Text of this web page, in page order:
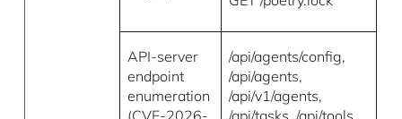
API-server
endpoint
enumeration
(CVE-2026-
/api/agents/config,
/api/agents,
/api/v1/agents,
/api/tasks, /api/tools,